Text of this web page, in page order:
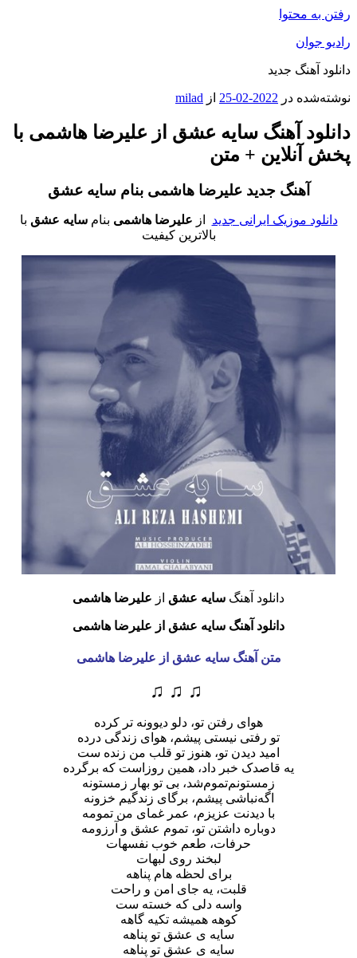
رفتن به محتوا
رادیو جوان
دانلود آهنگ جدید
نوشته‌شده در 2022-02-25 از milad
دانلود آهنگ سایه عشق از علیرضا هاشمی با
پخش آنلاین + متن
آهنگ جدید علیرضا هاشمیبنام سایه عشق
دانلود موزیک ایرانی جدید از علیرضا هاشمی بنامسایه عشق با
بالاترین کیفیت
دانلود آهنگ سایه عشق از علیرضا هاشمی
دانلود آهنگ سایه عشق از علیرضا هاشمی
متن آهنگ سایه عشق از علیرضا هاشمی
♫ ♫ ♫
هوای رفتن تو، دلو دیوونه تر کرده
تو رفتی نیستی پیشم، هوای زندگی درده
امید دیدن تو، هنوز تو قلب من زنده ست
یه قاصدک خبر داد، همین روزاست که برگرده
زمستونم‌تموم‌شد، بی تو بهار زمستونه
اگه‌نباشی پیشم، برگای زندگیم خزونه
با دیدنت عزیزم، عمر غمای من تمومه
دوباره داشتن تو، تموم عشق و آرزومه
حرفات، طعم خوب نفسهات
لبخند روی لبهات
برای لحظه هام پناهه
قلبت، یه جای امن و راحت
واسه دلی که خسته ست
کوهه همیشه تکیه گاهه
سایه ی عشق تو پناهه
سایه ی عشق تو پناهه